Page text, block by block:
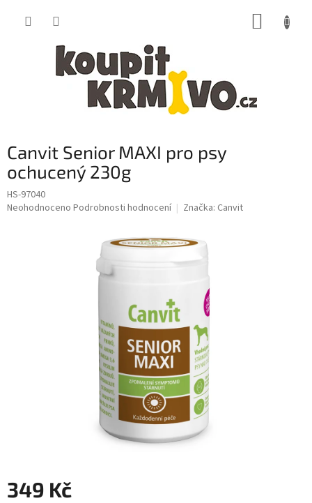
Canvit Senior MAXI pro psy
ochucený 230g
HS-97040
Průměrné
Neohodnoceno Podrobnosti hodnocení Značka: Canvit
349 Kč